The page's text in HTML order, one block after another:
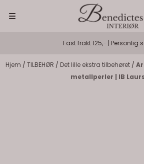
Fast frakt 125,- | Personlig
Hjem / TILBEHØR / Det lille ekstra tilbehøret /
metallperler | IB